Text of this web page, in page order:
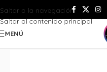
Saltar a la navegación
Saltar al contenido principal
MENÚ